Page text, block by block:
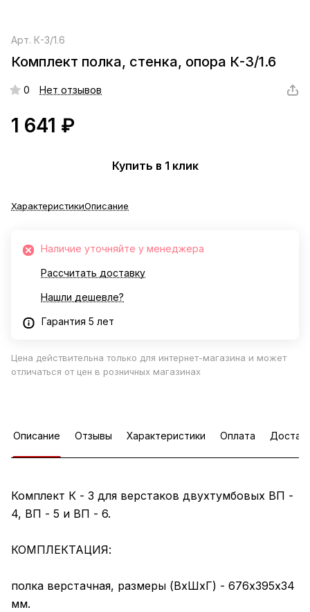
Арт. К-3/1.6
Комплект полка, стенка, опора К-3/1.6
0 Нет отзывов
1 641 ₽
Купить в 1 клик
ХарактеристикиОписание
Наличие уточняйте у менеджера
Рассчитать доставку
Нашли дешевле?
Гарантия 5 лет
Цена действительна только для интернет-магазина и может
отличаться от цен в розничных магазинах
Описание Отзывы Характеристики Оплата
Комплект К - 3 для верстаков двухтумбовых ВП -
4, ВП - 5 и ВП - 6.
КОМПЛЕКТАЦИЯ:
полка верстачная, размеры (ВхШхГ) - 676х395х34
мм.